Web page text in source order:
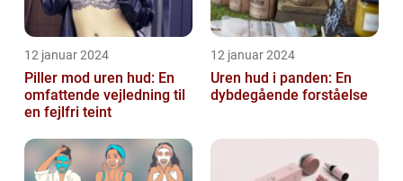
12 januar 2024
Piller mod uren hud: En
omfattende vejledning til
en fejlfri teint
12 januar 2024
Uren hud i panden: En
dybdegående forståelse